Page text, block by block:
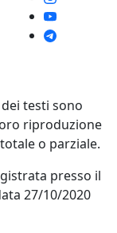
testi sono
riproduzione
o parziale.
presso il
27/10/2020